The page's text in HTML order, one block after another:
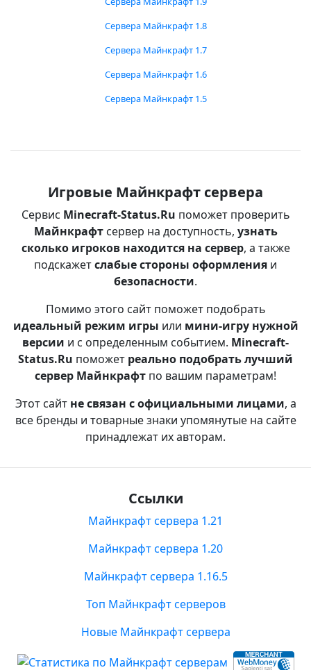
Сервера Майнкрафт 1.8
Сервера Майнкрафт 1.7
Сервера Майнкрафт 1.6
Сервера Майнкрафт 1.5
Игровые Майнкрафт сервера
Сервис Minecraft-Status.Ru поможет проверить
Майнкрафтсервер на доступность, узнать
сколько игроков находится на сервер, а также
подскажетслабые стороны оформления и
безопасности.
Помимо этого сайт поможет подобрать
идеальный режим игры или мини-игру нужной
версии и с определенным событием. Minecraft-
Status.Ru поможет реально подобрать лучший
сервер Майнкрафт по вашим параметрам!
Этот сайт не связан с официальными лицами, а
все бренды и товарные знаки упомянутые на сайте
принадлежат их авторам.
Ссылки
Майнкрафт сервера 1.21
Майнкрафт сервера 1.20
Майнкрафт сервера 1.16.5
Топ Майнкрафт серверов
Новые Майнкрафт сервера